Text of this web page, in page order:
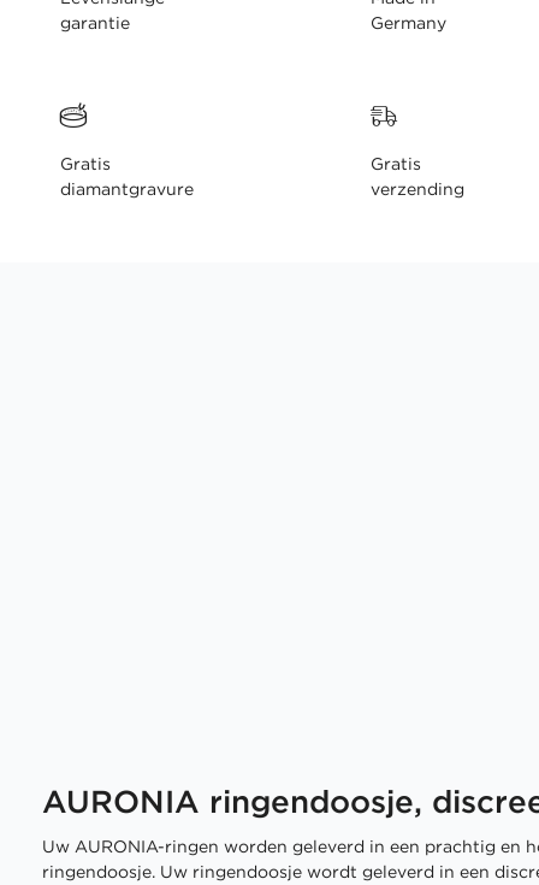
garantie
Germany
Gratis
diamantgravure
Gratis
verzending
AURONIA ringendoosje,
Uw AURONIA-ringen worden geleverd in een prachtig en
ringendoosje. Uw ringendoosje wordt geleverd in een